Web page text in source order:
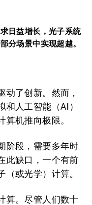
日益增长，光子系统
分场景中实现超越。
动了创新。然而，
人工智能（AI）
机推向极限。
阶段，需要多年时
此缺口，一个有前
或光学）计算。
算。尽管人们数十